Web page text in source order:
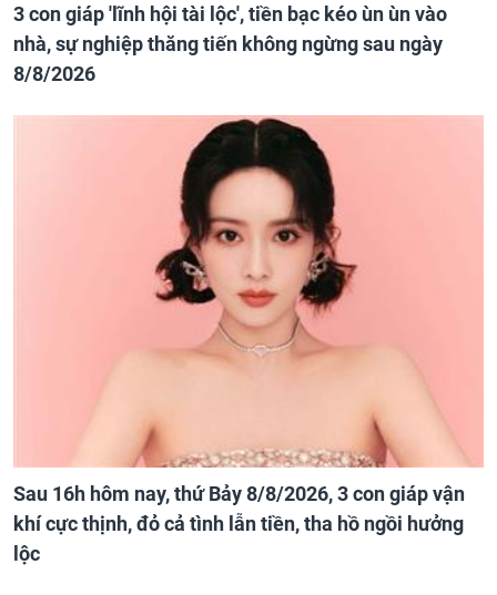
3 con giáp 'lĩnh hội tài lộc', tiền bạc kéo ùn ùn vào
nhà, sự nghiệp thăng tiến không ngừng sau ngày
8/8/2026
Sau 16h hôm nay, thứ Bảy 8/8/2026, 3 con giáp vận
khí cực thịnh, đỏ cả tình lẫn tiền, tha hồ ngồi hưởng
lộc